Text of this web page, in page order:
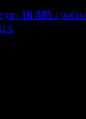
16 885
с